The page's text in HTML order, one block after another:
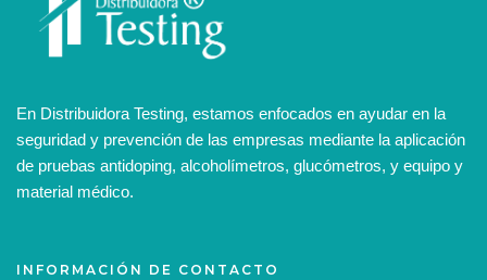
En Distribuidora Testing, estamos enfocados en ayudar en la
seguridad y prevención de las empresas mediante la aplicación
de pruebas antidoping, alcoholímetros, glucómetros, y equipo y
material médico.
INFORMACIÓN DE CONTACTO